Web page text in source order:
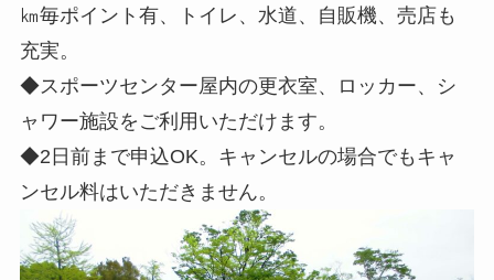
㎞毎ポイント有、トイレ、水道、自販機、売店も
充実。
◆スポーツセンター屋内の更衣室、ロッカー、シ
ャワー施設をご利用いただけます。
◆2日前まで申込OK。キャンセルの場合でもキャ
ンセル料はいただきません。